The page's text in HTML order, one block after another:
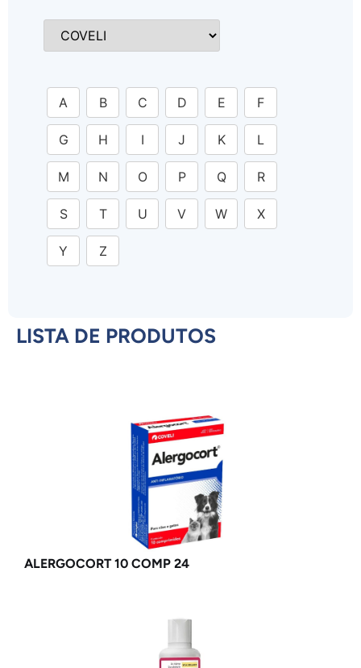
A B C D E F
G H I J K L
M N O P Q R
S T U V W X
Y Z
LISTA DE PRODUTOS
ALERGOCORT 10 COMP 24